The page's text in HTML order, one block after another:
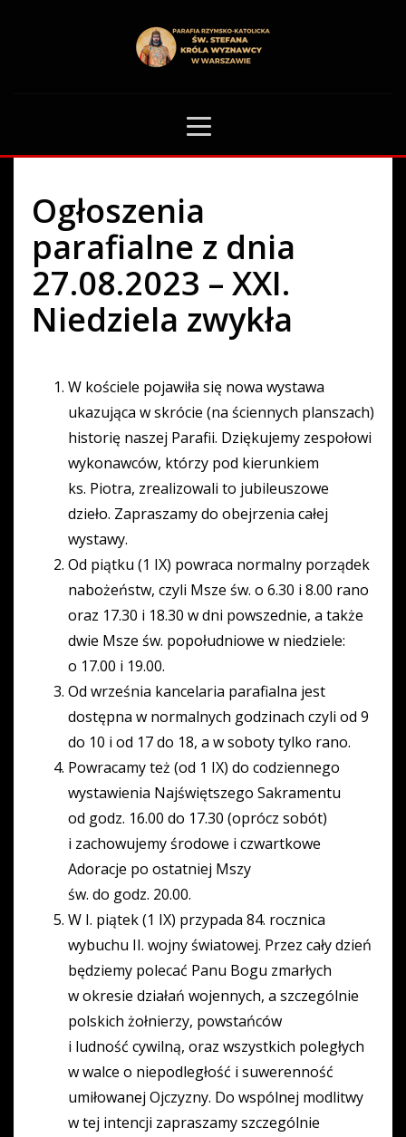
OGŁOSZENIA PARAFIALNE
OGŁOSZENIA PARAFIALNE Z DNIA 27.08.2023 – XXI. NIEDZIELA ZWYKŁA
Ogłoszenia
parafialne z dnia
27.08.2023 – XXI.
Niedziela zwykła
W kościele pojawiła się nowa wystawa
ukazująca w skrócie (na ściennych planszach)
historię naszej Parafii. Dziękujemy zespołowi
wykonawców, którzy pod kierunkiem
ks. Piotra, zrealizowali to jubileuszowe
dzieło. Zapraszamy do obejrzenia całej
wystawy.
Od piątku (1 IX) powraca normalny porządek
nabożeństw, czyli Msze św. o 6.30 i 8.00 rano
oraz 17.30 i 18.30 w dni powszednie, a także
dwie Msze św. popołudniowe w niedziele:
o 17.00 i 19.00.
Od września kancelaria parafialna jest
dostępna w normalnych godzinach czyli od 9
do 10 i od 17 do 18, a w soboty tylko rano.
Powracamy też (od 1 IX) do codziennego
wystawienia Najświętszego Sakramentu
od godz. 16.00 do 17.30 (oprócz sobót)
i zachowujemy środowe i czwartkowe
Adoracje po ostatniej Mszy
św. do godz. 20.00.
W I. piątek (1 IX) przypada 84. rocznica
wybuchu II. wojny światowej. Przez cały dzień
będziemy polecać Panu Bogu zmarłych
w okresie działań wojennych, a szczególnie
polskich żołnierzy, powstańców
i ludność cywilną, oraz wszystkich poległych
w walce o niepodległość i suwerenność
umiłowanej Ojczyzny. Do wspólnej modlitwy
w tej intencji zapraszamy szczególnie